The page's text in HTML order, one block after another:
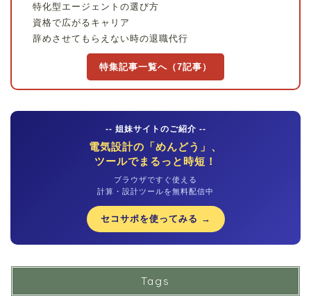
特化型エージェントの選び方
資格で広がるキャリア
辞めさせてもらえない時の退職代行
特集記事一覧へ（7記事）
-- 姐妹サイトのご紹介 --
電気設計の「めんどう」、
ツールでまるっと時短！
ブラウザですぐ使える
計算・設計ツールを無料配信中
セコサポを使ってみる →
Tags